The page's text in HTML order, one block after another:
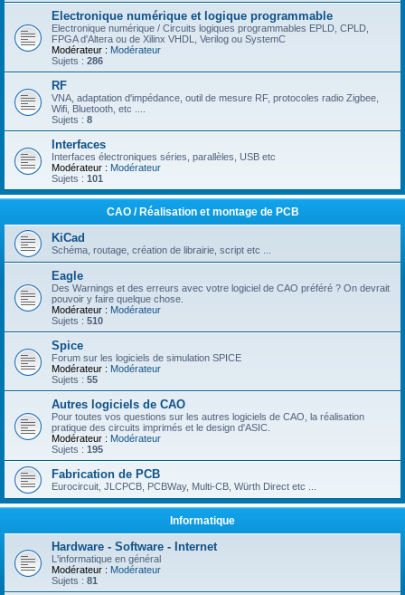
Electronique numérique et logique programmable
Electronique numérique / Circuits logiques programmables EPLD, CPLD,
FPGA d'Altera ou de Xilinx VHDL, Verilog ou SystemC
Modérateur : Modérateur
Sujets : 286
RF
VNA, adaptation d'impédance, outil de mesure RF, protocoles radio Zigbee,
Wifi, Bluetooth, etc ....
Sujets : 8
Interfaces
Interfaces électroniques séries, parallèles, USB etc
Modérateur : Modérateur
Sujets : 101
CAO / Réalisation et montage de PCB
KiCad
Schéma, routage, création de librairie, script etc ...
Eagle
Des Warnings et des erreurs avec votre logiciel de CAO préféré ? On devrait
pouvoir y faire quelque chose.
Modérateur : Modérateur
Sujets : 510
Spice
Forum sur les logiciels de simulation SPICE
Modérateur : Modérateur
Sujets : 55
Autres logiciels de CAO
Pour toutes vos questions sur les autres logiciels de CAO, la réalisation
pratique des circuits imprimés et le design d'ASIC.
Modérateur : Modérateur
Sujets : 195
Fabrication de PCB
Eurocircuit, JLCPCB, PCBWay, Multi-CB, Würth Direct etc ...
Informatique
Hardware - Software - Internet
L'informatique en général
Modérateur : Modérateur
Sujets : 81